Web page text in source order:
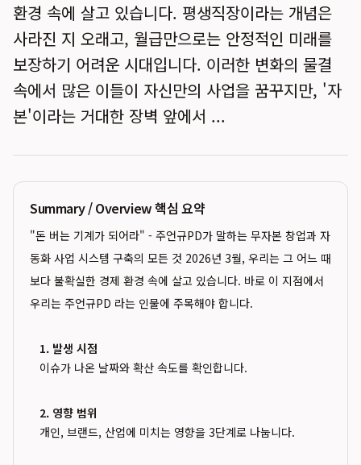
환경 속에 살고 있습니다. 평생직장이라는 개념은
사라진 지 오래고, 월급만으로는 안정적인 미래를
보장하기 어려운 시대입니다. 이러한 변화의 물결
속에서 많은 이들이 자신만의 사업을 꿈꾸지만, '자
본'이라는 거대한 장벽 앞에서 ...
Summary / Overview 핵심 요약
"돈 버는 기계가 되어라" - 주언규PD가 말하는 무자본 창업과 자
동화 사업 시스템 구축의 모든 것 2026년 3월, 우리는 그 어느 때
보다 불확실한 경제 환경 속에 살고 있습니다. 바로 이 지점에서
우리는 주언규PD 라는 인물에 주목해야 합니다.
1. 발생 시점
이슈가 나온 날짜와 확산 속도를 확인합니다.
2. 영향 범위
개인, 브랜드, 산업에 미치는 영향을 3단계로 나눕니다.